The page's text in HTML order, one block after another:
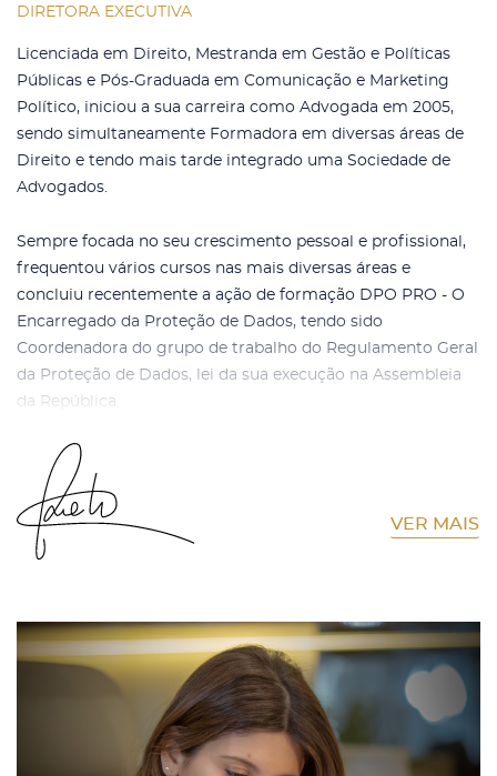
DIRETORA EXECUTIVA
Licenciada em Direito, Mestranda em Gestão e Políticas
Públicas e Pós-Graduada em Comunicação e Marketing
Político, iniciou a sua carreira como Advogada em 2005,
sendo simultaneamente Formadora em diversas áreas de
Direito e tendo mais tarde integrado uma Sociedade de
Advogados.
Sempre focada no seu crescimento pessoal e profissional,
frequentou vários cursos nas mais diversas áreas e
concluiu recentemente a ação de formação DPO PRO - O
Encarregado da Proteção de Dados, tendo sido
Coordenadora do grupo de trabalho do Regulamento Geral
da Proteção de Dados, lei da sua execução na Assembleia
da República.
VER MAIS